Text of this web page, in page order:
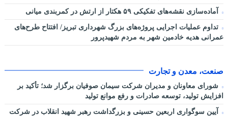
آماده‌سازی نقشه‌های تفکیکی ۵۹ هکتار از ارتش در کمربندی میانی
تداوم عملیات اجرایی پروژه‌های بزرگ شهرداری تبریز/ افتتاح طرح‌های
عمرانی هدیه خادمین شهر به مردم شهیدپرور
صنعت، معدن و تجارت
شورای معاونان و مدیران شرکت سیمان صوفیان برگزار شد؛ تأکید بر
افزایش تولید، توسعه صادرات و رفع موانع تولید
آیین سوگواری اربعین حسینی و بزرگداشت رهبر شهید انقلاب در شرکت